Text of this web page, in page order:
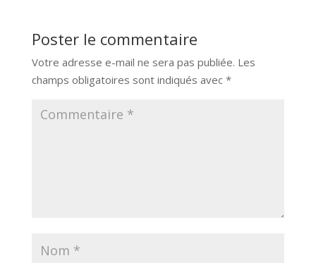
Poster le commentaire
Votre adresse e-mail ne sera pas publiée. Les
champs obligatoires sont indiqués avec *